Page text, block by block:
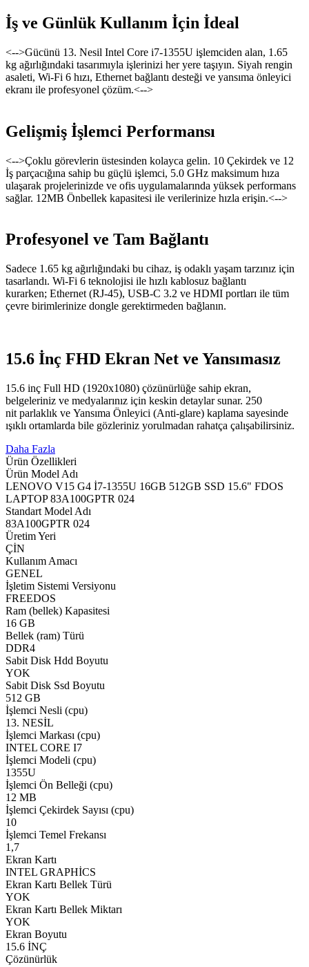
İş ve Günlük Kullanım İçin İdeal
<-->Gücünü 13. Nesil Intel Core i7-1355U işlemciden alan, 1.65
kg ağırlığındaki tasarımıyla işlerinizi her yere taşıyın. Siyah rengin
asaleti, Wi-Fi 6 hızı, Ethernet bağlantı desteği ve yansıma önleyici
ekranı ile profesyonel çözüm.<-->
Gelişmiş İşlemci Performansı
<-->Çoklu görevlerin üstesinden kolayca gelin. 10 Çekirdek ve 12
İş parçacığına sahip bu güçlü işlemci, 5.0 GHz maksimum hıza
ulaşarak projelerinizde ve ofis uygulamalarında yüksek performans
sağlar. 12MB Önbellek kapasitesi ile verilerinize hızla erişin.<-->
Profesyonel ve Tam Bağlantı
Sadece 1.65 kg ağırlığındaki bu cihaz, iş odaklı yaşam tarzınız için
tasarlandı. Wi-Fi 6 teknolojisi ile hızlı kablosuz bağlantı
kurarken; Ethernet (RJ-45), USB-C 3.2 ve HDMI portları ile tüm
çevre birimlerinize dongle gerektirmeden bağlanın.
15.6 İnç FHD Ekran Net ve Yansımasız
15.6 inç Full HD (1920x1080) çözünürlüğe sahip ekran,
belgeleriniz ve medyalarınız için keskin detaylar sunar. 250
nit parlaklık ve Yansıma Önleyici (Anti-glare) kaplama sayesinde
ışıklı ortamlarda bile gözleriniz yorulmadan rahatça çalışabilirsiniz.
Daha Fazla
Ürün Özellikleri
Ürün Model Adı
LENOVO V15 G4 İ7-1355U 16GB 512GB SSD 15.6" FDOS
LAPTOP 83A100GPTR 024
Standart Model Adı
83A100GPTR 024
Üretim Yeri
ÇİN
Kullanım Amacı
GENEL
İşletim Sistemi Versiyonu
FREEDOS
Ram (bellek) Kapasitesi
16 GB
Bellek (ram) Türü
DDR4
Sabit Disk Hdd Boyutu
YOK
Sabit Disk Ssd Boyutu
512 GB
İşlemci Nesli (cpu)
13. NESİL
İşlemci Markası (cpu)
INTEL CORE I7
İşlemci Modeli (cpu)
1355U
İşlemci Ön Belleği (cpu)
12 MB
İşlemci Çekirdek Sayısı (cpu)
10
İşlemci Temel Frekansı
1,7
Ekran Kartı
INTEL GRAPHİCS
Ekran Kartı Bellek Türü
YOK
Ekran Kartı Bellek Miktarı
YOK
Ekran Boyutu
15.6 İNÇ
Çözünürlük